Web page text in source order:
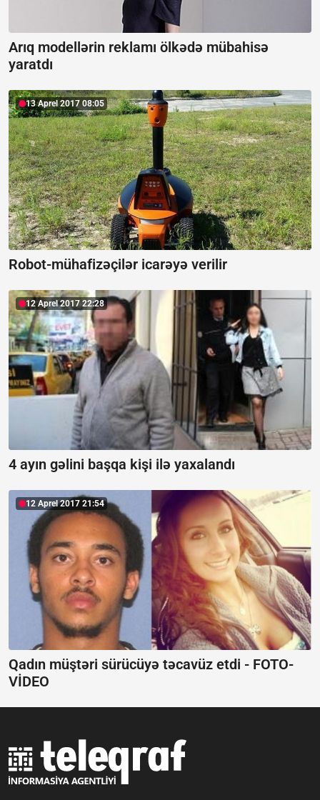
Arıq modellərin reklamı ölkədə mübahisə
yaratdı
13 Aprel 2017 08:05
Robot-mühafizəçilər icarəyə verilir
12 Aprel 2017 22:28
4 ayın gəlini başqa kişi ilə yaxalandı
12 Aprel 2017 21:54
Qadın müştəri sürücüyə təcavüz etdi - FOTO-
VİDEO